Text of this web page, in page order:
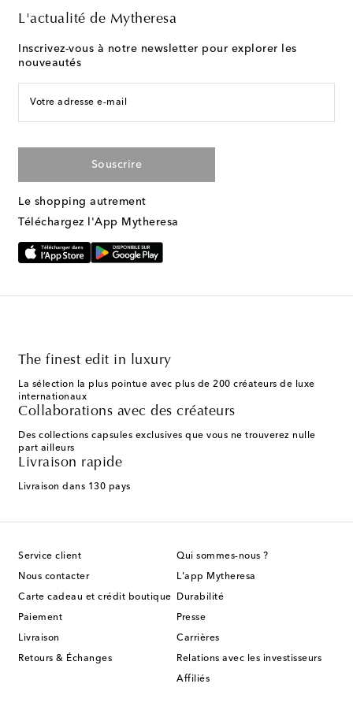
L'actualité de Mytheresa
Inscrivez-vous à notre newsletter pour explorer les
nouveautés
Votre adresse e-mail
Souscrire
Le shopping autrement
Téléchargez l'App Mytheresa
The finest edit in luxury
La sélection la plus pointue avec plus de 200 créateurs de luxe
internationaux
Collaborations avec des créateurs
Des collections capsules exclusives que vous ne trouverez nulle
part ailleurs
Livraison rapide
Livraison dans 130 pays
Service client
Nous contacter
Carte cadeau et crédit boutique
Paiement
Livraison
Retours & Échanges
Qui sommes-nous ?
L'app Mytheresa
Durabilité
Presse
Carrières
Relations avec les investisseurs
Affiliés